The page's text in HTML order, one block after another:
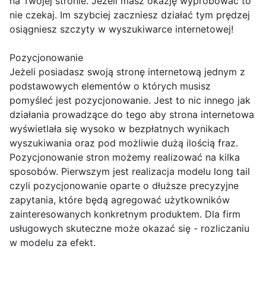
nie czekaj. Im szybciej zaczniesz działać tym prędzej
osiągniesz szczyty w wyszukiwarce internetowej!
Pozycjonowanie
Jeżeli posiadasz swoją stronę internetową jednym z
podstawowych elementów o których musisz
pomyśleć jest pozycjonowanie. Jest to nic innego jak
działania prowadzące do tego aby strona internetowa
wyświetlała się wysoko w bezpłatnych wynikach
wyszukiwania oraz pod możliwie dużą ilością fraz.
Pozycjonowanie stron możemy realizować na kilka
sposobów. Pierwszym jest realizacja modelu long tail
czyli pozycjonowanie oparte o dłuższe precyzyjne
zapytania, które będą agregować użytkowników
zainteresowanych konkretnym produktem. Dla firm
usługowych skuteczne może okazać się - rozliczaniu
w modelu za efekt.